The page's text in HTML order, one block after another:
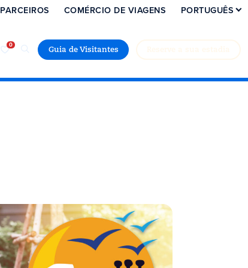
Guia de Visitantes
PARCEIROS COMÉRCIO DE VIAGENS PORTUGUÊS